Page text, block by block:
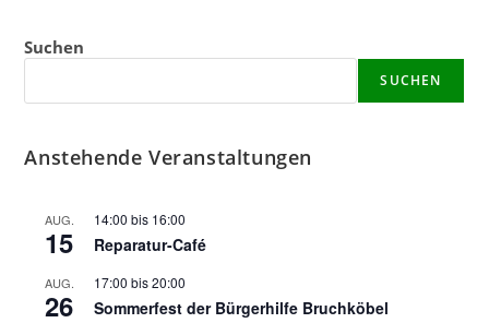
Suchen
SUCHEN
Anstehende Veranstaltungen
AUG.
15
14:00 bis 16:00
Reparatur-Café
AUG.
26
17:00 bis20:00
Sommerfest der Bürgerhilfe Bruchköbel